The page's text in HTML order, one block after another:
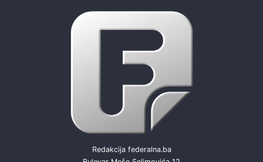
Redakcija federalna.ba